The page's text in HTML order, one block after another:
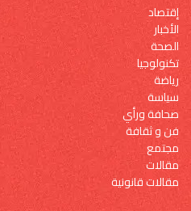
إقتصاد
الأخبار
الصحة
تكنولوجيا
رياضة
سياسة
صحافة ورأي
فن و ثقافة
مجتمع
مقالات
مقالات قانونية